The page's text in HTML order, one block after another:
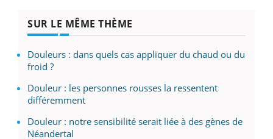
SUR LE MÊME THÈME
Douleurs : dans quels cas appliquer du chaud ou du
froid ?
Douleur : les personnes rousses la ressentent
différemment
Douleur : notre sensibilité serait liée à des gènes de
Néandertal